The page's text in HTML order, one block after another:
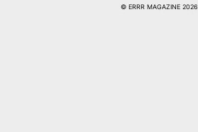
© ERRR MAGAZINE 2026